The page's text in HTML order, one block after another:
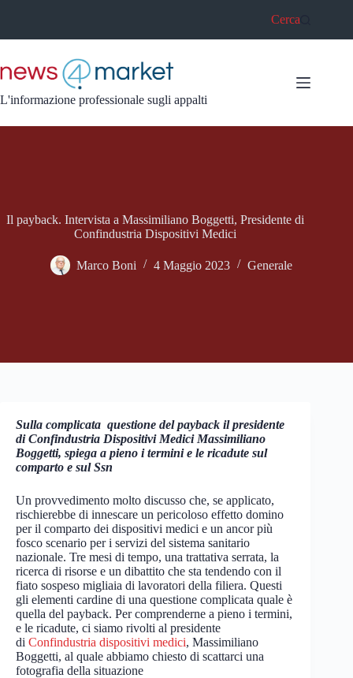
Cerca
L'informazione professionale sugli appalti
Il payback. Intervista a Massimiliano Boggetti, Presidente di
Confindustria Dispositivi Medici
Marco Boni 4 Maggio 2023 Generale
Sulla complicata questione del payback il presidente
di Confindustria Dispositivi Medici Massimiliano
Boggetti, spiega a pieno i termini e le ricadute sul
comparto e sul Ssn
Un provvedimento molto discusso che, se applicato,
rischierebbe di innescare un pericoloso effetto domino
per il comparto dei dispositivi medici e un ancor più
fosco scenario per i servizi del sistema sanitario
nazionale. Tre mesi di tempo, una trattativa serrata, la
ricerca di risorse e un dibattito che sta tendendo con il
fiato sospeso migliaia di lavoratori della filiera. Questi
gli elementi cardine di una questione complicata quale è
quella del payback. Per comprenderne a pieno i termini,
e le ricadute, ci siamo rivolti al presidente
di Confindustria dispositivi medici, Massimiliano
Boggetti, al quale abbiamo chiesto di scattarci una
fotografia della situazione